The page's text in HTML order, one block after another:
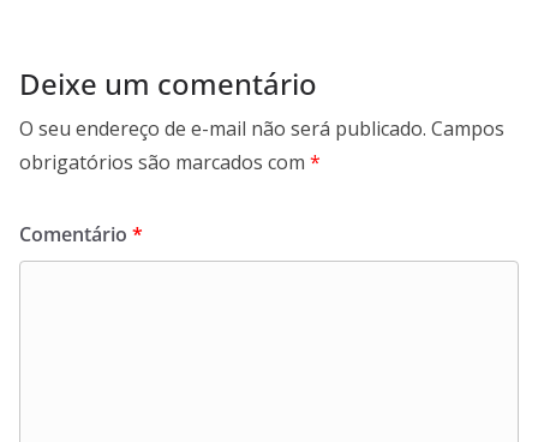
Deixe um comentário
O seu endereço de e-mail não será publicado. Campos
obrigatórios são marcados com *
Comentário *